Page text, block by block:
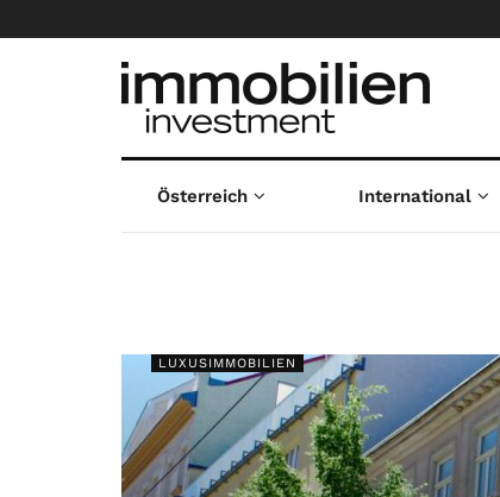
Österreich International
LUXUSIMMOBILIEN